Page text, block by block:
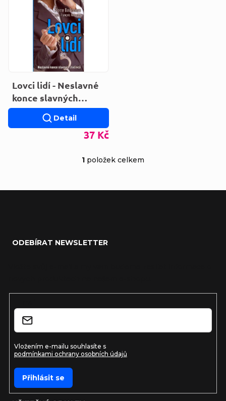
Výpis produktů
Lovci lidí - Neslavné
konce slavných
zločinců
37 Kč
Detail
1 položek celkem
ODEBÍRAT NEWSLETTER
Vložením e-mailu souhlasíte s
podmínkami ochrany osobních údajů
Přihlásit se